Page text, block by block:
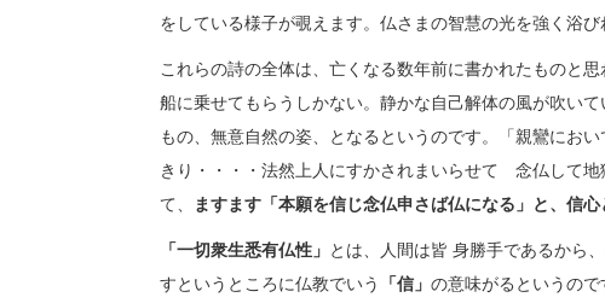
をしている様子が覗えます。仏さまの智慧の光を強く浴
これらの詩の全体は、亡くなる数年前に書かれたものと
船に乗せてもらうしかない。静かな自己解体の風が吹い
もの、無意自然の姿、となるというのです。「親鸞に
きり・・・・法然上人にすかされまいらせて 念仏して
て、
ますます「本願を信じ念仏申さば仏になる」と、信
「一切衆生悉有仏性」 とは、人間は皆 身勝手であるから
すというところに仏教でいう
「信」 の意味がるというので